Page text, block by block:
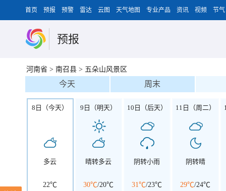
首页 预报 预警 雷达 云图 天气地图 专业产品 资讯 视频 节气
预报
河南省 > 南召县 > 五朵山风景区
今天 周末
8日（今天）
多云
22℃
9日（明天）
晴转多云
30℃/20℃
10日（后天）
阴转小雨
31℃/23℃
11日（周二）
阴转晴
29℃/24℃